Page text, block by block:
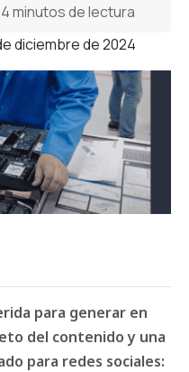
diciembre de 2024
4 minutos de lectura
para generar en
del contenido y una
para redes sociales: